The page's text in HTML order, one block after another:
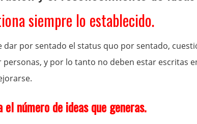
siempre lo establecido.
dar por sentado el status quo por sentado,
personas, y por lo tanto no deben estar escritas
número de ideas que generas.